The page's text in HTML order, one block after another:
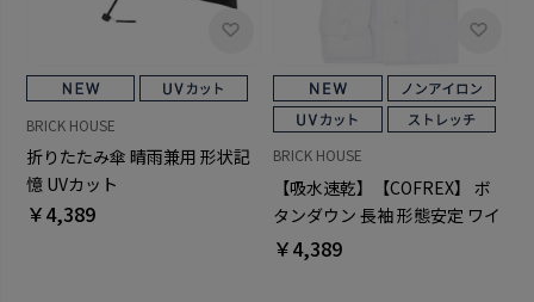
BRICK HOUSE
折りたたみ傘 晴雨兼用 形状記
憶 UVカット
￥4,389
BRICK HOUSE
【吸水速乾】【COFREX】 ボ
タンダウン 長袖 形態安定 ワイ
シャツ
￥4,389